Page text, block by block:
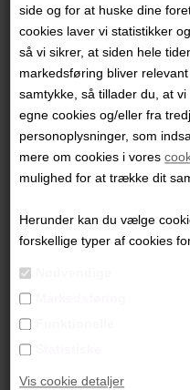
side og for at huske dine
cookies laver vi statistikker
så vi sikrer, at siden hele
markedsføring bliver
samtykke, så tillader du, at
egne cookies og/eller fra
personoplysninger, som
mere om cookies i vores
mulighed for at trække dit
Herunder kan du vælge
forskellige typer af cookies
Vis cookie detaljer
12.800,00DKK
"A book is a gift you can
18 x 18 cm.
Unika
PRODUKTBESKRIVELSE
PRODUKTINFORMATION
Andre værker af